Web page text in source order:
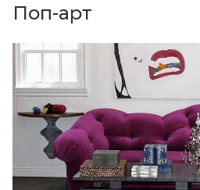
Поп-арт